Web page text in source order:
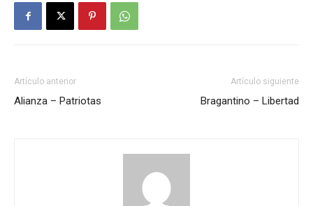
Artículo anterior
Alianza – Patriotas
Artículo siguiente
Bragantino – Libertad